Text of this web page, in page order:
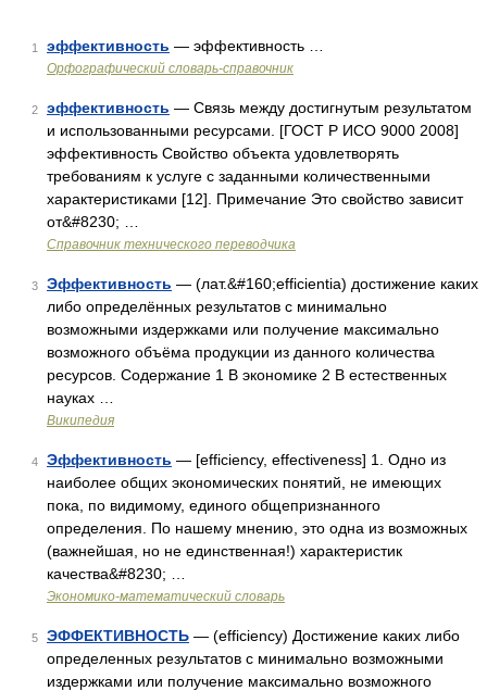
1 эффективность — эффективность …
Орфографический словарь-справочник
2 эффективность — Связь между достигнутым результатом
и использованными ресурсами. [ГОСТ Р ИСО 9000 2008]
эффективность Свойство объекта удовлетворять
требованиям к услуге с заданными количественными
характеристиками [12]. Примечание Это свойство зависит
от&#8230; …
Справочник технического переводчика
3 Эффективность — (лат.&#160;efficientia) достижение каких
либо определённых результатов с минимально
возможными издержками или получение максимально
возможного объёма продукции из данного количества
ресурсов. Содержание 1 В экономике 2 В естественных
науках …
Википедия
4 Эффективность — [efficiency, effectiveness] 1. Одно из
наиболее общих экономических понятий, не имеющих
пока, по видимому, единого общепризнанного
определения. По нашему мнению, это одна из возможных
(важнейшая, но не единственная!) характеристик
качества&#8230; …
Экономико-математический словарь
5 ЭФФЕКТИВНОСТЬ — (efficiency) Достижение каких либо
определенных результатов с минимально возможными
издержками или получение максимально возможного